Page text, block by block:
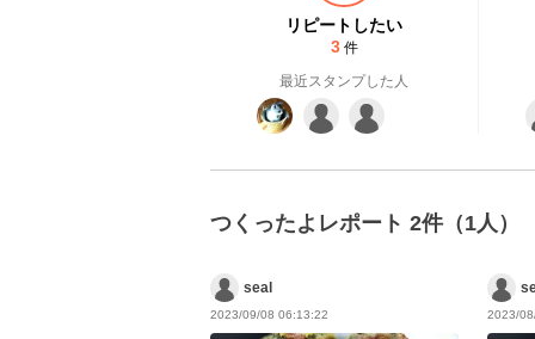
リピートしたい
3 件
最近スタンプした人
つくったよレポート 2件（1人）
seal
2023/09/08 06:13:22 2023/